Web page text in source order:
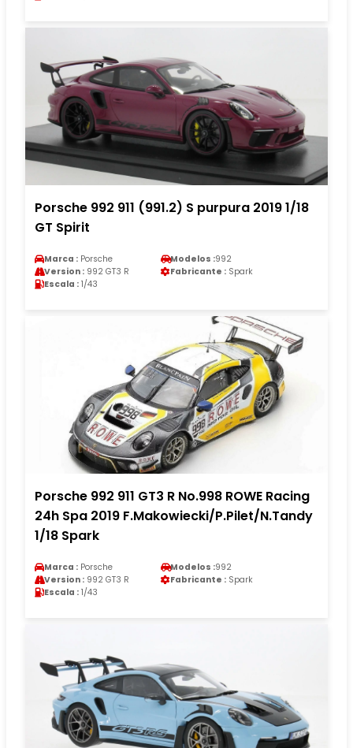
Porsche 992 911 (991.2) S purpura 2019 1/18
GT Spirit
Marca : Porsche Modelos :992
Version : 992 GT3 R Fabricante : Spark
Escala : 1/43
Porsche 992 911 GT3 R No.998 ROWE Racing
24h Spa 2019 F.Makowiecki/P.Pilet/N.Tandy
1/18 Spark
Marca : Porsche Modelos :992
Version : 992 GT3 R Fabricante : Spark
Escala : 1/43